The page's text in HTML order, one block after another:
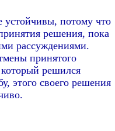
устойчивы, потому что
решения, пока
рассуждениями.
принятого
решился
этого своего решения